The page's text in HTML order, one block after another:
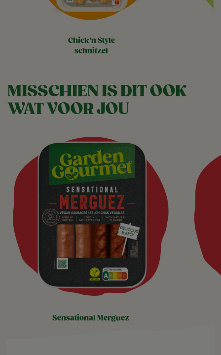
chick'n style
schnitzel
MISSCHIEN IS DIT OOK
WAT VOOR JOU
sensational merguez